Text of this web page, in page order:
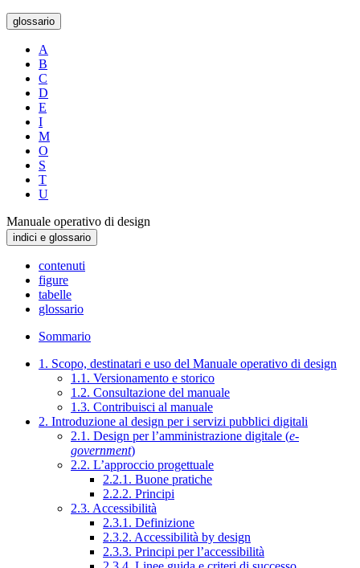
glossario
A
B
C
D
E
I
M
O
S
T
U
Manuale operativo di design
indici e glossario
contenuti
figure
tabelle
glossario
Sommario
1. Scopo, destinatari e uso del Manuale operativo di design
1.1. Versionamento e storico
1.2. Consultazione del manuale
1.3. Contribuisci al manuale
2. Introduzione al design per i servizi pubblici digitali
2.1. Design per l’amministrazione digitale (e-
government)
2.2. L’approccio progettuale
2.2.1. Buone pratiche
2.2.2. Principi
2.3. Accessibilità
2.3.1. Definizione
2.3.2. Accessibilità by design
2.3.3. Principi per l’accessibilità